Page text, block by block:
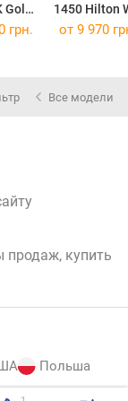
Gold
1450 Hilton
грн. от 9 970
Все модели
продаж, купить
Польша